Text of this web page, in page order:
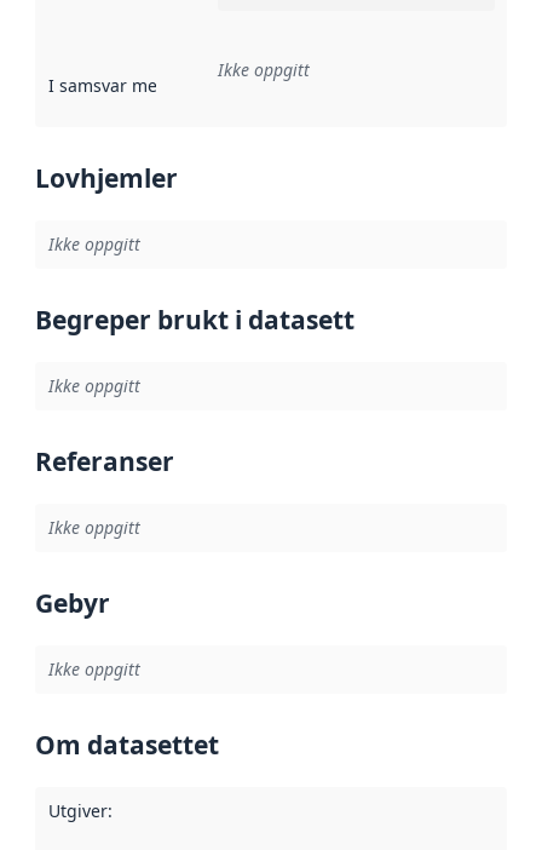
I samsvar med Referanse til en implementasjonsregel
Ikke oppgitt
Lovhjemler
Ikke oppgitt
Begreper brukt i datasett
Ikke oppgitt
Referanser
Ikke oppgitt
Gebyr
Ikke oppgitt
Om datasettet
Utgiver: